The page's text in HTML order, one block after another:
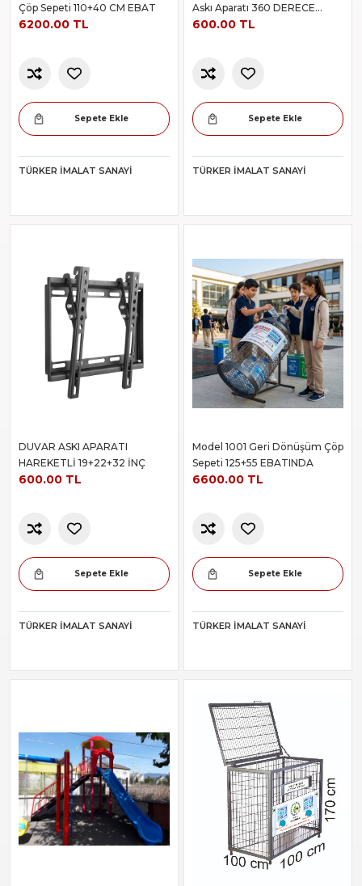
Çöp Sepeti 110+40 CM EBAT
6200.00 TL
Sepete Ekle
TÜRKER İMALAT SANAYI
Askı Aparatı 360 DERECE
DÖNER
600.00 TL
Sepete Ekle
TÜRKER İMALAT SANAYI
DUVAR ASKI APARATI
HAREKETLİ 19+22+32 İNÇ
600.00 TL
Sepete Ekle
TÜRKER İMALAT SANAYI
Model 1001 Geri Dönüşüm Çöp
Sepeti 125+55 EBATINDA
6600.00 TL
Sepete Ekle
TÜRKER İMALAT SANAYI